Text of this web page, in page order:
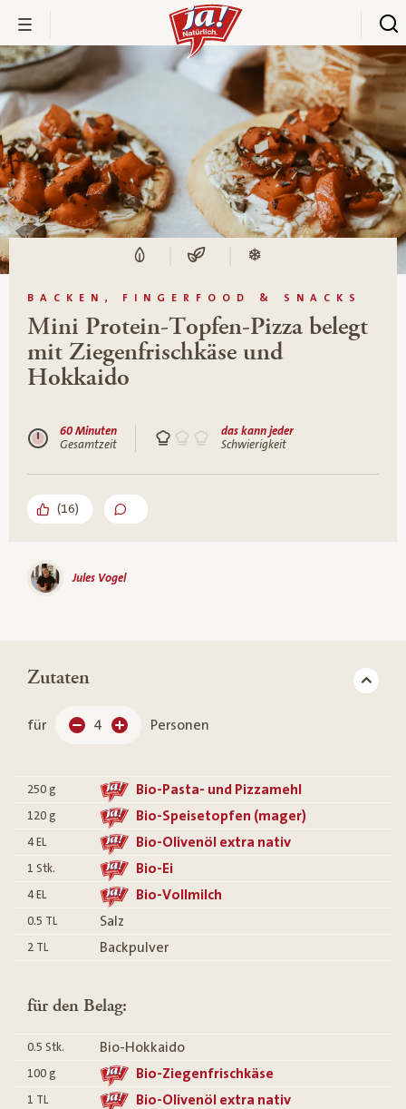
BACKEN, FINGERFOOD & SNACKS
Mini Protein-Topfen-Pizza belegt
mit Ziegenfrischkäse und
Hokkaido
60 Minuten
Gesamtzeit
das kann jeder
Schwierigkeit
(16)
Jules Vogel
Zutaten
für 4 Personen
250 g Bio-Pasta- und Pizzamehl
120 g Bio-Speisetopfen (mager)
4 EL Bio-Olivenöl extra nativ
1 Stk. Bio-Ei
4 EL Bio-Vollmilch
0.5 TL Salz
2 TL Backpulver
für den Belag:
0.5 Stk. Bio-Hokkaido
100 g Bio-Ziegenfrischkäse
1 TL Bio-Olivenöl extra nativ